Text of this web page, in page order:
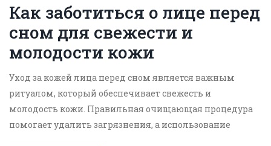
Как заботиться о лице перед
сном для свежести и
молодости кожи
Уход за кожей лица перед сном является важным
ритуалом, который обеспечивает свежесть и
молодость кожи. Правильная очищающая процедура
помогает удалить загрязнения, а использование